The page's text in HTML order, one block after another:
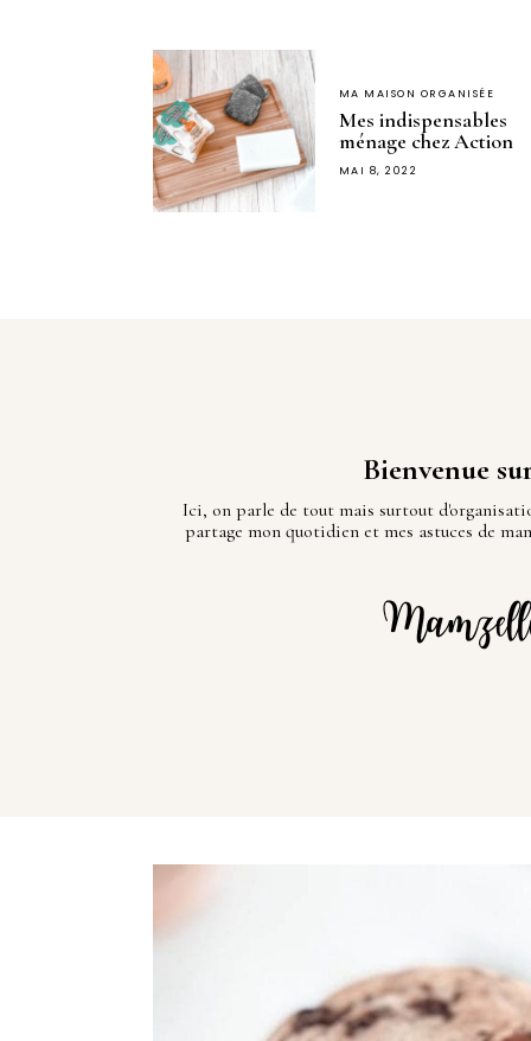
MA MAISON ORGANISÉE
Mes indispensables
ménage chez Action
MAI 8, 2022
Bienvenue
Ici, on parle de tout mais surtout
partage mon quotidien et mes astuces de